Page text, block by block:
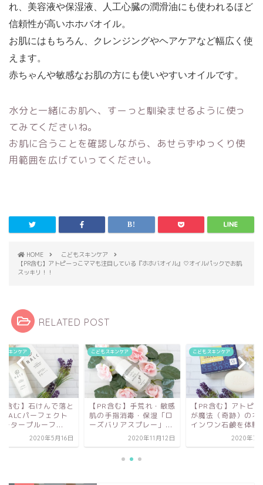
れ、美容液や保湿液、人工心臓の潤滑油にも使われるほど
信頼性が高いホホバオイル。
お肌にはもちろん、クレンジングやヘアケアなど幅広く使
えます。
赤ちゃんや敏感なお肌の方にも使いやすいオイルです。
水分と一緒にお肌へ、すーっと馴染ませるように使っ
てみてくださいね。
お肌に合うことを確認しながら、あせらずゆっくり使
用範囲を広げていってください。
HOME
こどもスキンケア
【PR含む】アトピーっこママも注目している『ホホバオイル』♡オイルパックでお肌
スッキリ！！
RELATED POST
スキンケア
含む】手荒れ・敏感
指消毒・保湿「ロ
リアスプレー」...
2020年11月12日
こどもスキンケア
【PR含む】アトピーっ子
が魔法（奇跡）のオール
インワン石鹸を体験！...
2020年7月29日
こどもスキンケア
【PR含む】石けん
せるNALCパーフェ
ウォータープルーフ
2020年5